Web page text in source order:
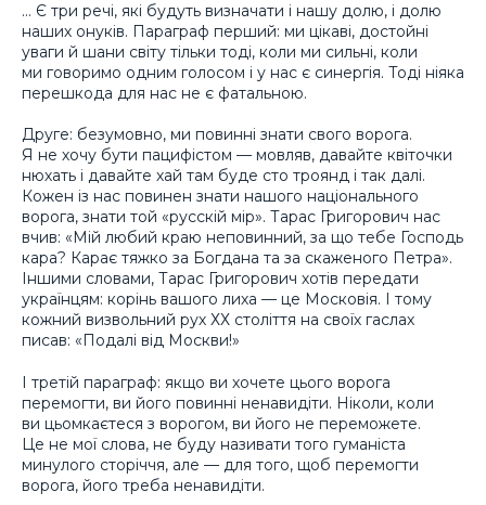
… Є три речі, які будуть визначати і нашу долю, і долю
наших онуків. Параграф перший: ми цікаві, достойні
уваги й шани світу тільки тоді, коли ми сильні, коли
ми говоримо одним голосом і у нас є синергія. Тоді ніяка
перешкода для нас не є фатальною.
Друге: безумовно, ми повинні знати свого ворога.
Я не хочу бути пацифістом — мовляв, давайте квіточки
нюхать і давайте хай там буде сто троянд і так далі.
Кожен із нас повинен знати нашого національного
ворога, знати той «русскій мір». Тарас Григорович нас
вчив: «Мій любий краю неповинний, за що тебе Господь
кара? Карає тяжко за Богдана та за скаженого Петра».
Іншими словами, Тарас Григорович хотів передати
українцям: корінь вашого лиха — це Московія. І тому
кожний визвольний рух ХХ століття на своїх гаслах
писав: «Подалі від Москви!»
І третій параграф: якщо ви хочете цього ворога
перемогти, ви його повинні ненавидіти. Ніколи, коли
ви цьомкаєтеся з ворогом, ви його не переможете.
Це не мої слова, не буду називати того гуманіста
минулого сторіччя, але — для того, щоб перемогти
ворога, його треба ненавидіти.